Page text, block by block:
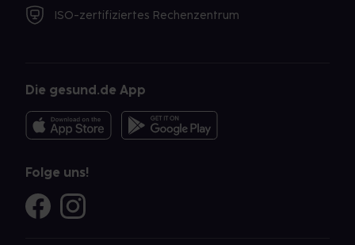
ISO-zertifiziertes Rechenzentrum
Die gesund.de App
Folge uns!